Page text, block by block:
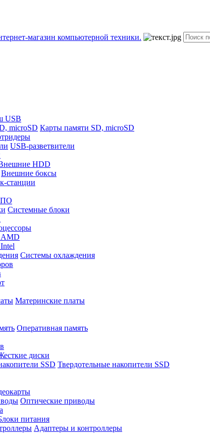
USB
Карты памяти SD, microSD
USB-разветвители
HDD
Внешние боксы
станции
ПО
Системные блоки
Системы охлаждения
Материнские платы
Оперативная память
диски
Твердотельные накопители SSD
Оптические приводы
питания
Адаптеры и контроллеры